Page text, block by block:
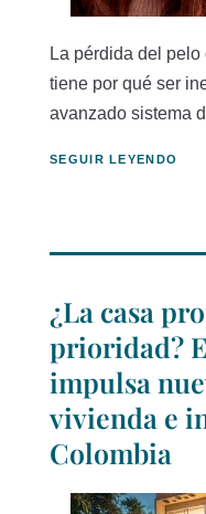
La pérdida del
tiene por qué ser
avanzado sistema
SEGUIR LEYENDO
¿La casa
prioridad?
impulsa
vivienda e
Colombia